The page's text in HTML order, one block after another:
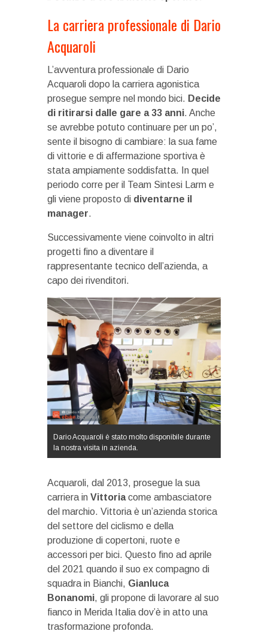
La carriera professionale di Dario
Acquaroli
L’avventura professionale di Dario
Acquaroli dopo la carriera agonistica
prosegue sempre nel mondo bici. Decide
di ritirarsi dalle gare a 33 anni. Anche
se avrebbe potuto continuare per un po’,
sente il bisogno di cambiare: la sua fame
di vittorie e di affermazione sportiva è
stata ampiamente soddisfatta. In quel
periodo corre per il Team Sintesi Larm e
gli viene proposto di diventarne il
manager.
Successivamente viene coinvolto in altri
progetti fino a diventare il
rappresentante tecnico dell’azienda, a
capo dei rivenditori.
Dario Acquaroli è stato molto disponibile durante
la nostra visita in azienda.
Acquaroli, dal 2013, prosegue la sua
carriera in Vittoriacome ambasciatore
del marchio. Vittoria è un’azienda storica
del settore del ciclismo e della
produzione di copertoni, ruote e
accessori per bici. Questo fino ad aprile
del 2021 quando il suo ex compagno di
squadra in Bianchi, Gianluca
Bonanomi, gli propone di lavorare al suo
fianco in Merida Italia dov’è in atto una
trasformazione profonda.